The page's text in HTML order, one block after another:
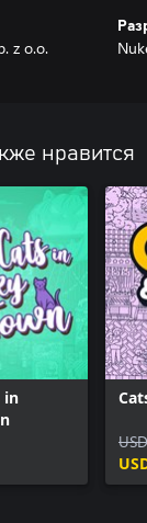
z o.o.
нравится
in